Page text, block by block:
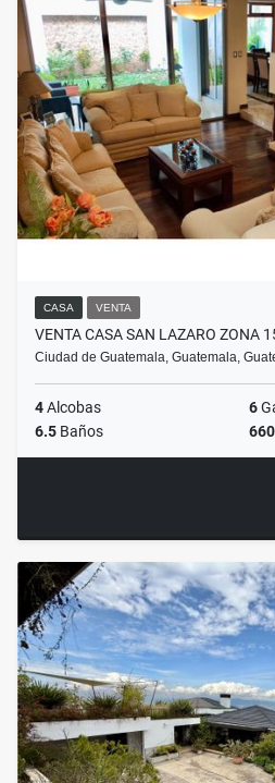
CASA VENTA
VENTA CASA SAN LAZARO ZONA
Ciudad de Guatemala, Guatemala,
4Alcobas 6
6.5 Baños 660